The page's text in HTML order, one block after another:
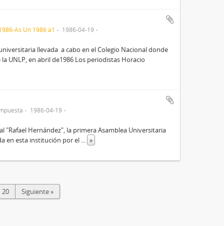
As Un 1986 a1 1986-04-19
llevada a cabo en el Colegio Nacional donde
UNLP, en abril de1986 Los periodistas Horacio
1986-04-19
"Rafael Hernández", la primera Asamblea Universitaria
en esta institución por el ... »
20 Siguiente »